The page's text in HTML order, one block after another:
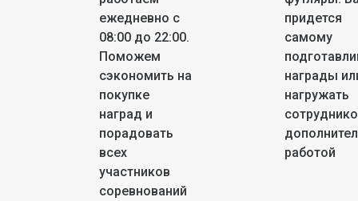
ежедневно с
08:00 до 22:00.
Поможем
сэкономить на
покупке
наград и
порадовать
всех
участников
соревнований
придется
самому
награды
нагружать
работой